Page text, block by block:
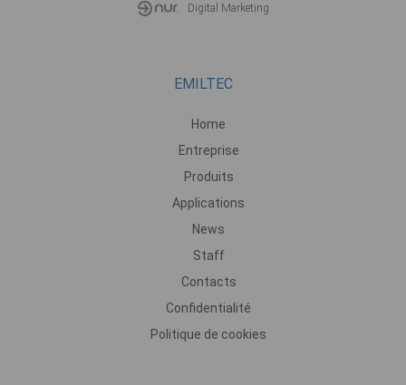
Digital Marketing
EMILTEC
Home
Entreprise
Produits
Applications
News
Staff
Contacts
Confidentialité
Politique de cookies